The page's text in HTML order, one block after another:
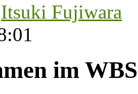
Itsuki Fujiwara
im WBS